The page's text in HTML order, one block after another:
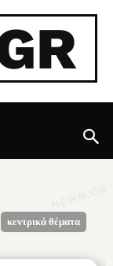
κεντρικά θέματα